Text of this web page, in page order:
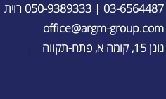
03-6564487 | 050-9389333 רוית
office@argm-group.com
גונן 15, קומה א, פתח-תקווה